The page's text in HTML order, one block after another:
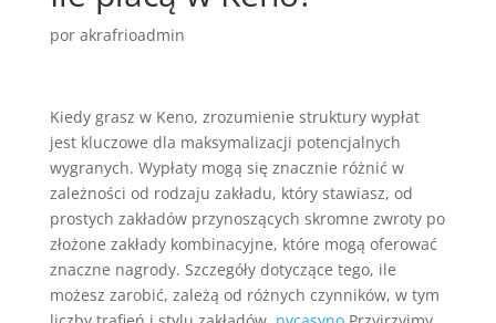
por akrafrioadmin
Kiedy grasz w Keno, zrozumienie struktury wypłat
jest kluczowe dla maksymalizacji potencjalnych
wygranych. Wypłaty mogą się znacznie różnić w
zależności od rodzaju zakładu, który stawiasz, od
prostych zakładów przynoszących skromne zwroty po
złożone zakłady kombinacyjne, które mogą oferować
znaczne nagrody. Szczegóły dotyczące tego, ile
możesz zarobić, zależą od różnych czynników, w tym